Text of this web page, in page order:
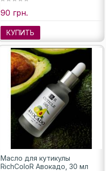
90 грн.
КУПИТЬ
Масло для кутикулы
RichColoR Авокадо, 30 мл